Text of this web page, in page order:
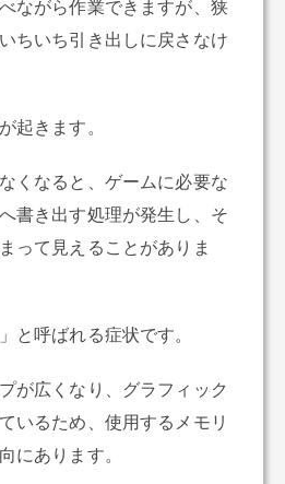
ながら作業できますが、狭
ちいち引き出しに戻さなけ
起きます。
くなると、ゲームに必要な
書き出す処理が発生し、そ
って見えることがありま
と呼ばれる症状です。
が広くなり、グラフィック
いるため、使用するメモリ
にあります。